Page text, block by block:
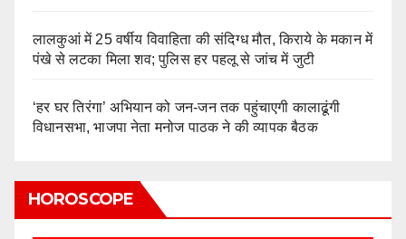
लालकुआं में 25 वर्षीय विवाहिता की संदिग्ध मौत, किराये के मकान में
पंखे से लटका मिला शव; पुलिस हर पहलू से जांच में जुटी
‘हर घर तिरंगा’ अभियान को जन-जन तक पहुंचाएगी कालाढूंगी
विधानसभा, भाजपा नेता मनोज पाठक ने की व्यापक बैठक
HOROSCOPE